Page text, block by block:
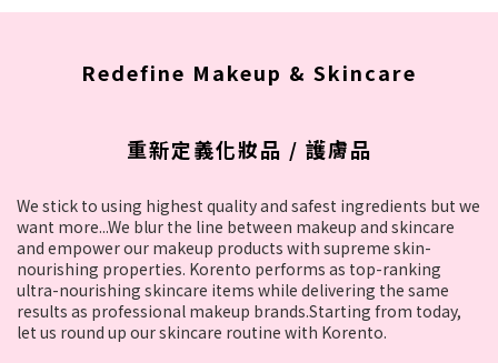
Redefine Makeup & Skincare
重新定義化妝品 / 護膚品
We stick to using highest quality and safest ingredients but we
want more...We blur the line between makeup and skincare
and empower our makeup products with supreme skin-
nourishing properties. Korento performs as top-ranking
ultra-nourishing skincare items while delivering the same
results as professional makeup brands.Starting from today,
let us round up our skincare routine with Korento.